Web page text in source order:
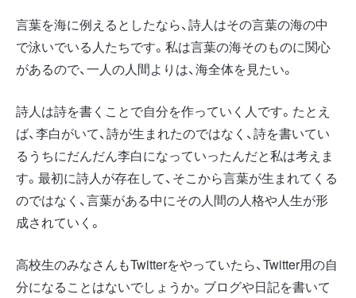
言葉を海に例えるとしたなら、詩人はその言葉の海の中
で泳いでいる人たちです。私は言葉の海そのものに関心
があるので、一人の人間よりは、海全体を見たい。
詩人は詩を書くことで自分を作っていく人です。たとえ
ば、李白がいて、詩が生まれたのではなく、詩を書いてい
るうちにだんだん李白になっていったんだと私は考えま
す。最初に詩人が存在して、そこから言葉が生まれてくる
のではなく、言葉がある中にその人間の人格や人生が形
成されていく。
高校生のみなさんもTwitterをやっていたら、Twitter用の自
分になることはないでしょうか。ブログや日記を書いて